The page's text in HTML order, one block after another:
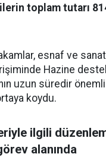
toplam tutarı
esnaf ve
Hazine
uzun süredir
koydu.
ilgili
alanında